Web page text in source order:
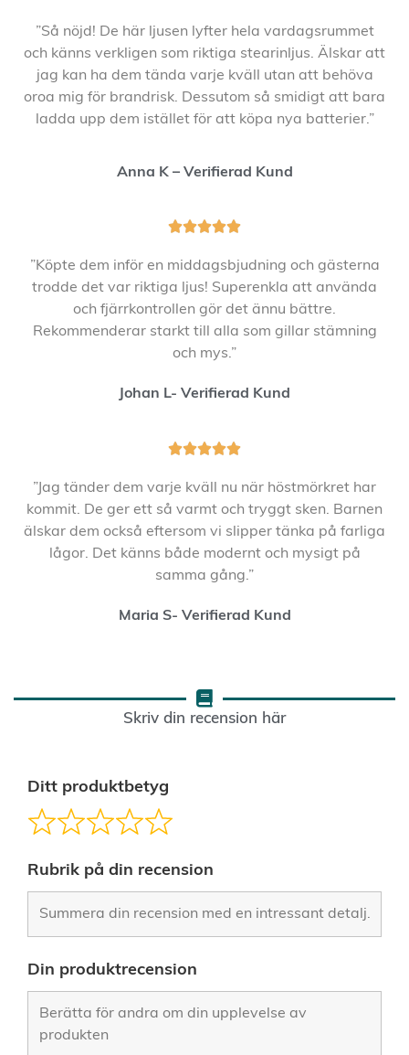
”Så nöjd! De här ljusen lyfter hela vardagsrummet
och känns verkligen som riktiga stearinljus. Älskar att
jag kan ha dem tända varje kväll utan att behöva
oroa mig för brandrisk. Dessutom så smidigt att bara
ladda upp dem istället för att köpa nya batterier.”
Anna K – Verifierad Kund

”Köpte dem inför en middagsbjudning och gästerna
trodde det var riktiga ljus! Superenkla att använda
och fjärrkontrollen gör det ännu bättre.
Rekommenderar starkt till alla som gillar stämning
och mys.”
Johan L- Verifierad Kund

”Jag tänder dem varje kväll nu när höstmörkret har
kommit. De ger ett så varmt och tryggt sken. Barnen
älskar dem också eftersom vi slipper tänka på farliga
lågor. Det känns både modernt och mysigt på
samma gång.”
Maria S- Verifierad Kund
Skriv din recension här
Ditt produktbetyg
Rubrik på din recension
Din produktrecension